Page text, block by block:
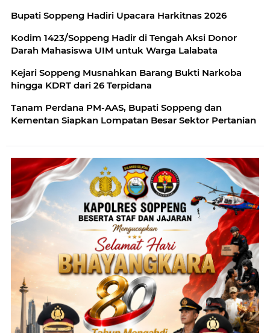
Bupati Soppeng Hadiri Upacara Harkitnas 2026
Kodim 1423/Soppeng Hadir di Tengah Aksi Donor
Darah Mahasiswa UIM untuk Warga Lalabata
Kejari Soppeng Musnahkan Barang Bukti Narkoba
hingga KDRT dari 26 Terpidana
Tanam Perdana PM-AAS, Bupati Soppeng dan
Kementan Siapkan Lompatan Besar Sektor Pertanian